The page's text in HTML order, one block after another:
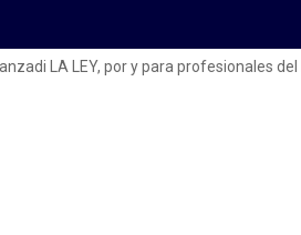
LA LEY, por y para profesionales del